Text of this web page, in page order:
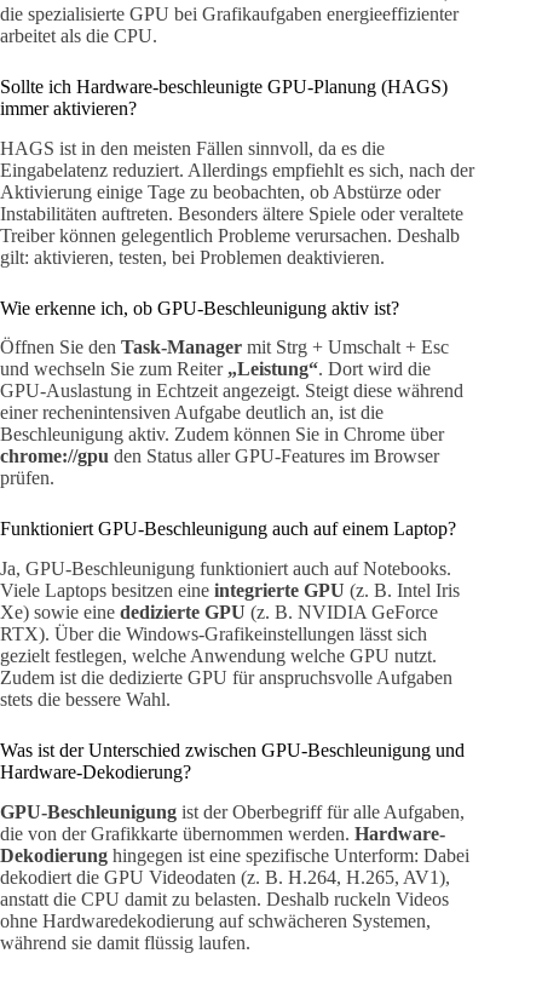
die spezialisierte GPU bei Grafikaufgaben energieeffizienter
arbeitet als die CPU.
Sollte ich Hardware-beschleunigte GPU-Planung (HAGS)
immer aktivieren?
HAGS ist in den meisten Fällen sinnvoll, da es die
Eingabelatenz reduziert. Allerdings empfiehlt es sich, nach der
Aktivierung einige Tage zu beobachten, ob Abstürze oder
Instabilitäten auftreten. Besonders ältere Spiele oder veraltete
Treiber können gelegentlich Probleme verursachen. Deshalb
gilt: aktivieren, testen, bei Problemen deaktivieren.
Wie erkenne ich, ob GPU-Beschleunigung aktiv ist?
Öffnen Sie den Task-Manager mit Strg + Umschalt + Esc
und wechseln Sie zum Reiter „Leistung“. Dort wird die
GPU-Auslastung in Echtzeit angezeigt. Steigt diese während
einer rechenintensiven Aufgabe deutlich an, ist die
Beschleunigung aktiv. Zudem können Sie in Chrome über
chrome://gpu den Status aller GPU-Features im Browser
prüfen.
Funktioniert GPU-Beschleunigung auch auf einem Laptop?
Ja, GPU-Beschleunigung funktioniert auch auf Notebooks.
Viele Laptops besitzen eine integrierte GPU (z. B. Intel Iris
Xe) sowie eine dedizierte GPU (z. B. NVIDIA GeForce
RTX). Über die Windows-Grafikeinstellungen lässt sich
gezielt festlegen, welche Anwendung welche GPU nutzt.
Zudem ist die dedizierte GPU für anspruchsvolle Aufgaben
stets die bessere Wahl.
Was ist der Unterschied zwischen GPU-Beschleunigung und
Hardware-Dekodierung?
GPU-Beschleunigung ist der Oberbegriff für alle Aufgaben,
die von der Grafikkarte übernommen werden. Hardware-
Dekodierung hingegen ist eine spezifische Unterform: Dabei
dekodiert die GPU Videodaten (z. B. H.264, H.265, AV1),
anstatt die CPU damit zu belasten. Deshalb ruckeln Videos
ohne Hardwaredekodierung auf schwächeren Systemen,
während sie damit flüssig laufen.